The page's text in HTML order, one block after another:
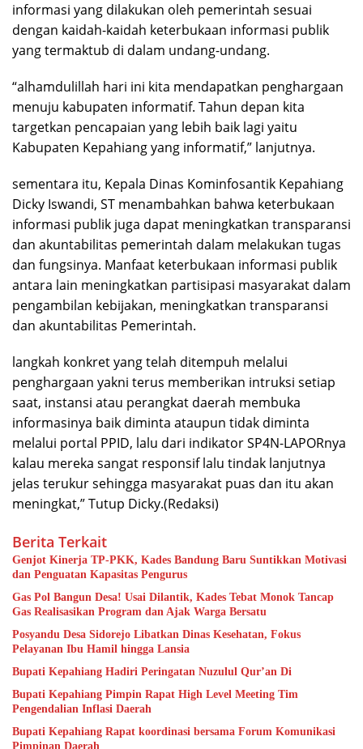
informasi yang dilakukan oleh pemerintah sesuai
dengan kaidah-kaidah keterbukaan informasi publik
yang termaktub di dalam undang-undang.
“alhamdulillah hari ini kita mendapatkan penghargaan
menuju kabupaten informatif. Tahun depan kita
targetkan pencapaian yang lebih baik lagi yaitu
Kabupaten Kepahiang yang informatif,” lanjutnya.
sementara itu, Kepala Dinas Kominfosantik Kepahiang
Dicky Iswandi, ST menambahkan bahwa keterbukaan
informasi publik juga dapat meningkatkan transparansi
dan akuntabilitas pemerintah dalam melakukan tugas
dan fungsinya. Manfaat keterbukaan informasi publik
antara lain meningkatkan partisipasi masyarakat dalam
pengambilan kebijakan, meningkatkan transparansi
dan akuntabilitas Pemerintah.
langkah konkret yang telah ditempuh melalui
penghargaan yakni terus memberikan intruksi setiap
saat, instansi atau perangkat daerah membuka
informasinya baik diminta ataupun tidak diminta
melalui portal PPID, lalu dari indikator SP4N-LAPORnya
kalau mereka sangat responsif lalu tindak lanjutnya
jelas terukur sehingga masyarakat puas dan itu akan
meningkat,” Tutup Dicky.(Redaksi)
Berita Terkait
Genjot Kinerja TP-PKK, Kades Bandung Baru Suntikkan Motivasi
dan Penguatan Kapasitas Pengurus
Gas Pol Bangun Desa! Usai Dilantik, Kades Tebat Monok Tancap
Gas Realisasikan Program dan Ajak Warga Bersatu
Posyandu Desa Sidorejo Libatkan Dinas Kesehatan, Fokus
Pelayanan Ibu Hamil hingga Lansia
Bupati Kepahiang Hadiri Peringatan Nuzulul Qur’an Di
Bupati Kepahiang Pimpin Rapat High Level Meeting Tim
Pengendalian Inflasi Daerah
Bupati Kepahiang Rapat koordinasi bersama Forum Komunikasi
Pimpinan Daerah